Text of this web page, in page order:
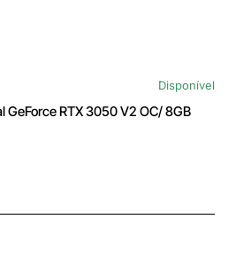
Disponível
GeForce RTX 3050 V2 OC/ 8GB